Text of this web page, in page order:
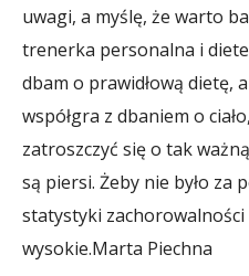
uwagi, a myślę, że warto
trenerka personalna i
dbam o prawidłową dietę,
współgra z dbaniem o
zatroszczyć się o tak
są piersi. Żeby nie było za
statystyki
wysokie.Marta Piechna